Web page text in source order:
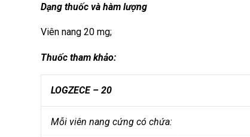
Dạng thuốc và hàm lượng
Viên nang 20 mg;
Thuốc tham khảo:
LOGZECE – 20
Mỗi viên nang cứng có chứa: